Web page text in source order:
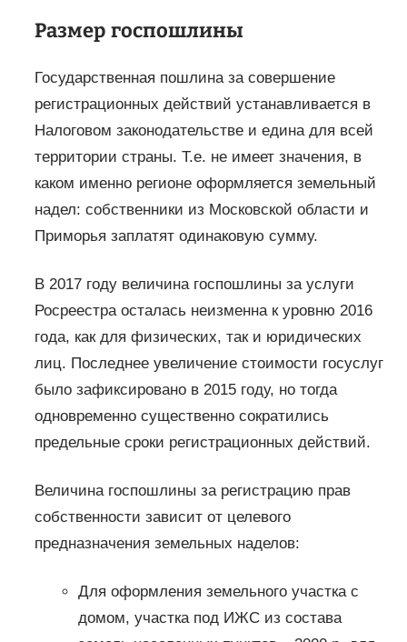
Размер госпошлины
Государственная пошлина за совершение
регистрационных действий устанавливается в
Налоговом законодательстве и едина для всей
территории страны. Т.е. не имеет значения, в
каком именно регионе оформляется земельный
надел: собственники из Московской области и
Приморья заплатят одинаковую сумму.
В 2017 году величина госпошлины за услуги
Росреестра осталась неизменна к уровню 2016
года, как для физических, так и юридических
лиц. Последнее увеличение стоимости госуслуг
было зафиксировано в 2015 году, но тогда
одновременно существенно сократились
предельные сроки регистрационных действий.
Величина госпошлины за регистрацию прав
собственности зависит от целевого
предназначения земельных наделов:
Для оформления земельного участка с
домом, участка под ИЖС из состава